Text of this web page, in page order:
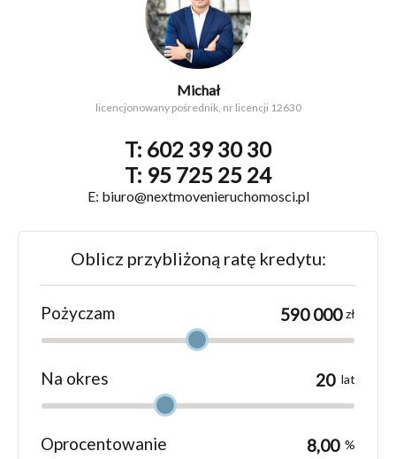
Michał
licencjonowany pośrednik, nr licencji 12630
T: 602 39 30 30
T: 95 725 25 24
E: biuro@nextmovenieruchomosci.pl
Oblicz przybliżoną ratę kredytu:
Pożyczam zł
Na okres lat
Oprocentowanie %